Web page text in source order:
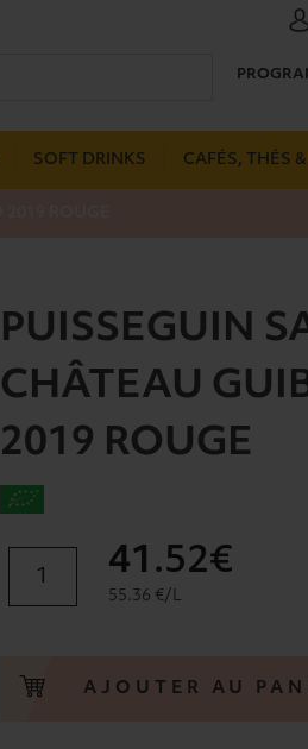
SOFT DRINKS CAFÉS, THÉS
PUISSEGUIN
CHÂTEAU
2019 ROUGE
EMILION
CHÂTEAU
41 .52€
55.36 €/L
AJOUTER AU